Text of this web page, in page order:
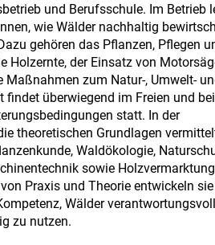
und Berufsschule. Im Betrieb
wie Wälder nachhaltig
gehören das Pflanzen, Pflegen
Holzernte, der Einsatz von
Maßnahmen zum Natur-, Umwelt-
findet überwiegend im Freien und bei
statt. In der
theoretischen Grundlagen
Waldökologie,
sowie
Praxis und Theorie entwickeln sie
Wälder
zu nutzen.